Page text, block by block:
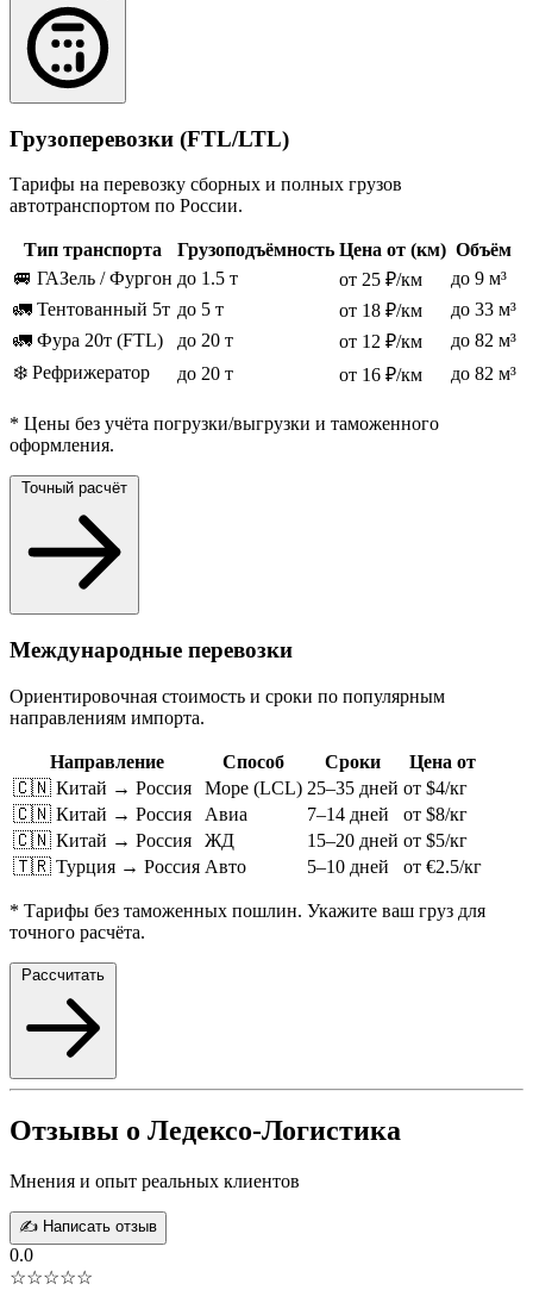
Грузоперевозки (FTL/LTL)
Тарифы на перевозку сборных и полных грузов
автотранспортом по России.
Тип транспорта Грузоподъёмность Цена от (км) Объём
🚐 ГАЗель / Фургон до 1.5 т от 25 ₽/км
до 9 м³
🚛 Тентованный 5т до 5 т от 18 ₽/км
до 33 м³
🚛 Фура 20т (FTL)
до 20 т от 12 ₽/км
до 82 м³
❄️ Рефрижератор
до 20 т от 16 ₽/км до 82 м³
* Цены без учёта погрузки/выгрузки и таможенного
оформления.
Точный расчёт
Международные перевозки
Ориентировочная стоимость и сроки по популярным
направлениям импорта.
Направление Способ Сроки
Цена от
🇨🇳 Китай → Россия
Море (LCL) 25–35 дней от $4/кг
🇨🇳 Китай → Россия
Авиа 7–14 дней
от $8/кг
🇨🇳 Китай → Россия
ЖД 15–20 дней от $5/кг
🇹🇷 Турция → Россия Авто 5–10 дней от €2.5/кг
* Тарифы без таможенных пошлин. Укажите ваш груз для
точного расчёта.
Рассчитать
Отзывы о Ледексо-Логистика
Мнения и опыт реальных клиентов
✍️ Написать отзыв
0.0
☆☆☆☆☆